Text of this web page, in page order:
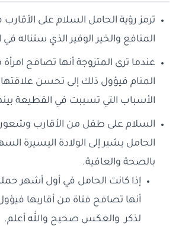
ترمز رؤية الحامل السلام على الأقارب
المنافع والخير الوفير الذي ستناله
عندما ترى المتزوجة أنها تصافح
المنام فيؤول ذلك إلى تحسن علاقتها
الأسباب التي تسببت في القطيعة
السلام على طفل من الأقارب
الحامل يشير إلى الولادة اليسيرة
بالصحة والعافية.
إذا كانت الحامل في أول أشهر
أنها تصافح فتاة من أقاربها
لذكر والعكس صحيح والله أعلم.